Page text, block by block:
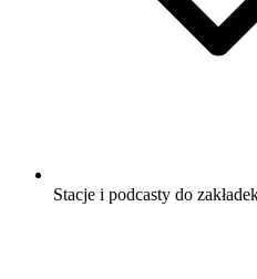
Stacje i podcasty do